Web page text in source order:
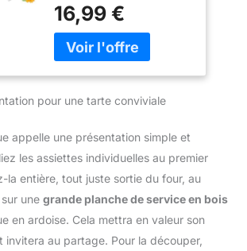
tranches fines (1 mm),
moyennes (2 mm) ou
épaisses (4 mm) selon
les ingrédients et les
recettes. Afin de
ingrédients et types de
préparation plus efficace
et flexible Préparation
rapide et efficace –
Tranchez directement
sur une planche à
découper ou une
assiette, ou placez la
de 1300 ml, les
accessoires
comprennent 1 récipient
fraîcheur (adapté aux
verrouillage inclus), 1
porte-couteau, 1 poignée
d'égouttage (avec fente
pour les lames), 1
couvercle presseur, 7
lames tranchantes en
16,99 €
pour une tarte conviviale
appelle une présentation simple et
les assiettes individuelles au premier
la entière, tout juste sortie du four, au
une grande planche de service en bois
en ardoise. Cela mettra en valeur son
invitera au partage. Pour la découper,